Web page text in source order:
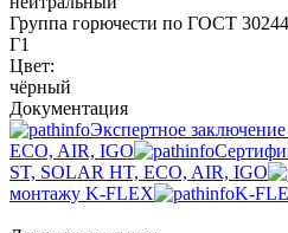
Группа горючести по ГОСТ
Г1
Цвет:
чёрный
Документация
Экспертное
ECO, AIR, IGO
ST, SOLAR HT, ECO, AIR, IGO
монтажу K-FLEX
K-